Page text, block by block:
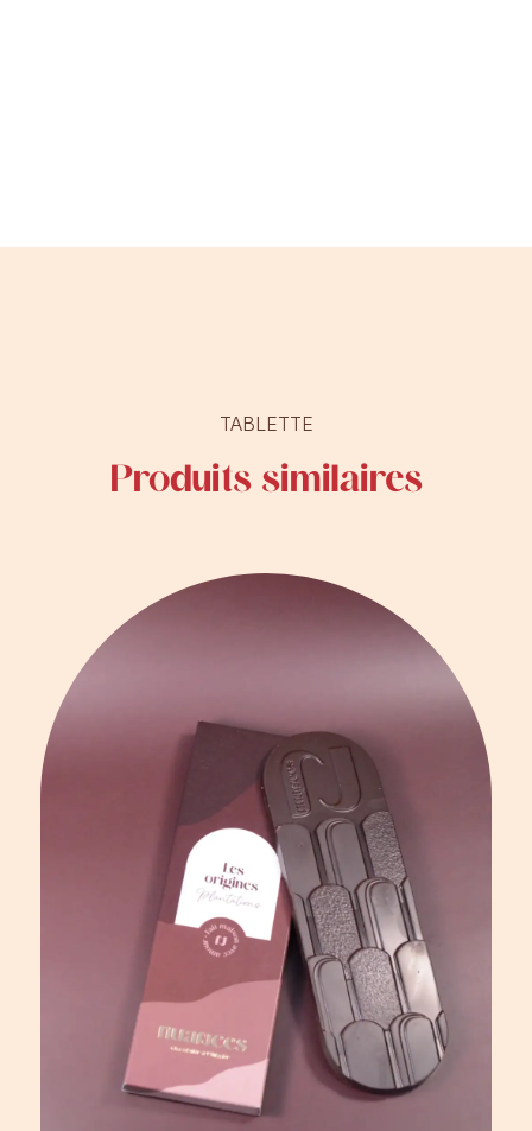
TABLETTE
Produits similaires